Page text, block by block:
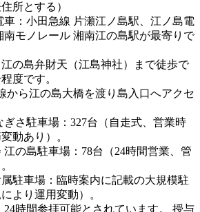
所とする）
車：小田急線 片瀬江ノ島駅、江ノ島電
南モノレール 湘南江の島駅が最寄りで
の島弁財天（江島神社）まで徒歩で
度です。
から江の島大橋を渡り島入口へアクセ
ぎさ駐車場：327台（自走式、営業時
動あり）。
の島駐車場：78台（24時間営業、管
駐車場：臨時案内に記載の大規模駐
より運用変動）。
24時間参拝可能とされています。 授与